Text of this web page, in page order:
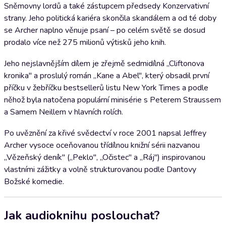
Sněmovny lordů a také zástupcem předsedy Konzervativní
strany. Jeho politická kariéra skončila skandálem a od té doby
se Archer naplno věnuje psaní – po celém světě se dosud
prodalo více než 275 milionů výtisků jeho knih.
Jeho nejslavnějším dílem je zřejmě sedmidílná „Cliftonova
kronika" a proslulý román „Kane a Abel", který obsadil první
příčku v žebříčku bestsellerů listu New York Times a podle
něhož byla natočena populární minisérie s Peterem Straussem
a Samem Neillem v hlavních rolích.
Po uvěznění za křivé svědectví v roce 2001 napsal Jeffrey
Archer vysoce oceňovanou třídílnou knižní sérii nazvanou
„Vězeňský deník" („Peklo", „Očistec" a „Ráj") inspirovanou
vlastními zážitky a volně strukturovanou podle Dantovy
Božské komedie.
Jak audioknihu poslouchat?